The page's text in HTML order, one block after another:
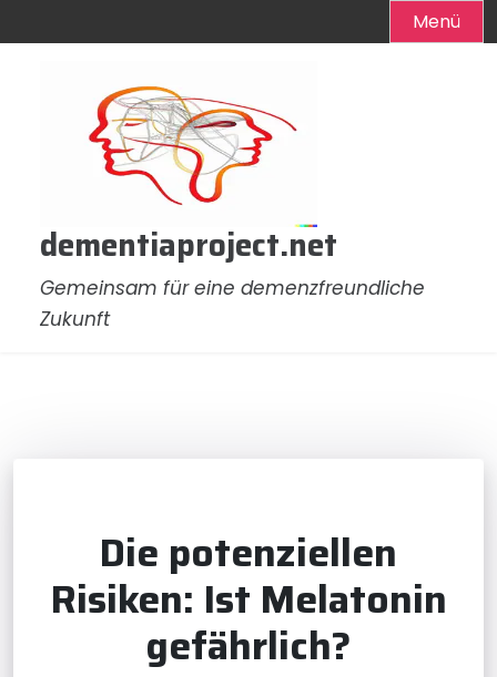
Menü
dementiaproject.net
Gemeinsam für eine demenzfreundliche
Zukunft
Die potenziellen
Risiken: Ist Melatonin
gefährlich?